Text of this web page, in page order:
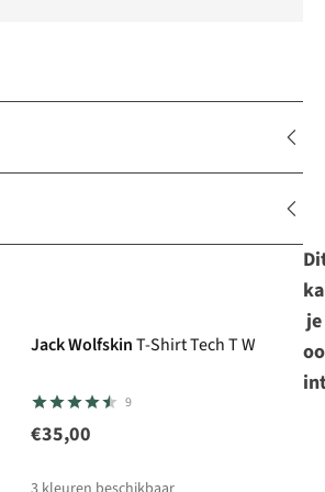
Jack WolfskinT-Shirt Tech T W
9
€35,00
je